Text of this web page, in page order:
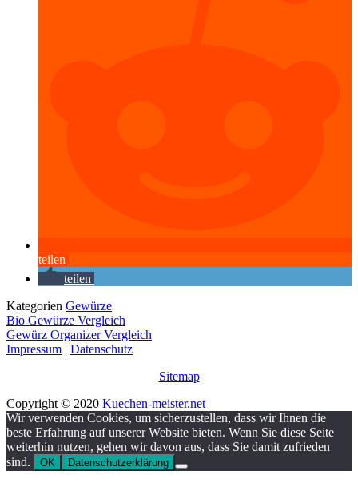
teilen
teilen
Kategorien Gewürze
Bio Gewürze Vergleich
Gewürz Organizer Vergleich
Impressum | Datenschutz
Sitemap
Copyright © 2020 Kuechen-meister.net
Wir verwenden Cookies, um sicherzustellen, dass wir Ihnen die
beste Erfahrung auf unserer Website bieten. Wenn Sie diese Seite
weiterhin nutzen, gehen wir davon aus, dass Sie damit zufrieden
sind.
OK Datenschutzerklärung